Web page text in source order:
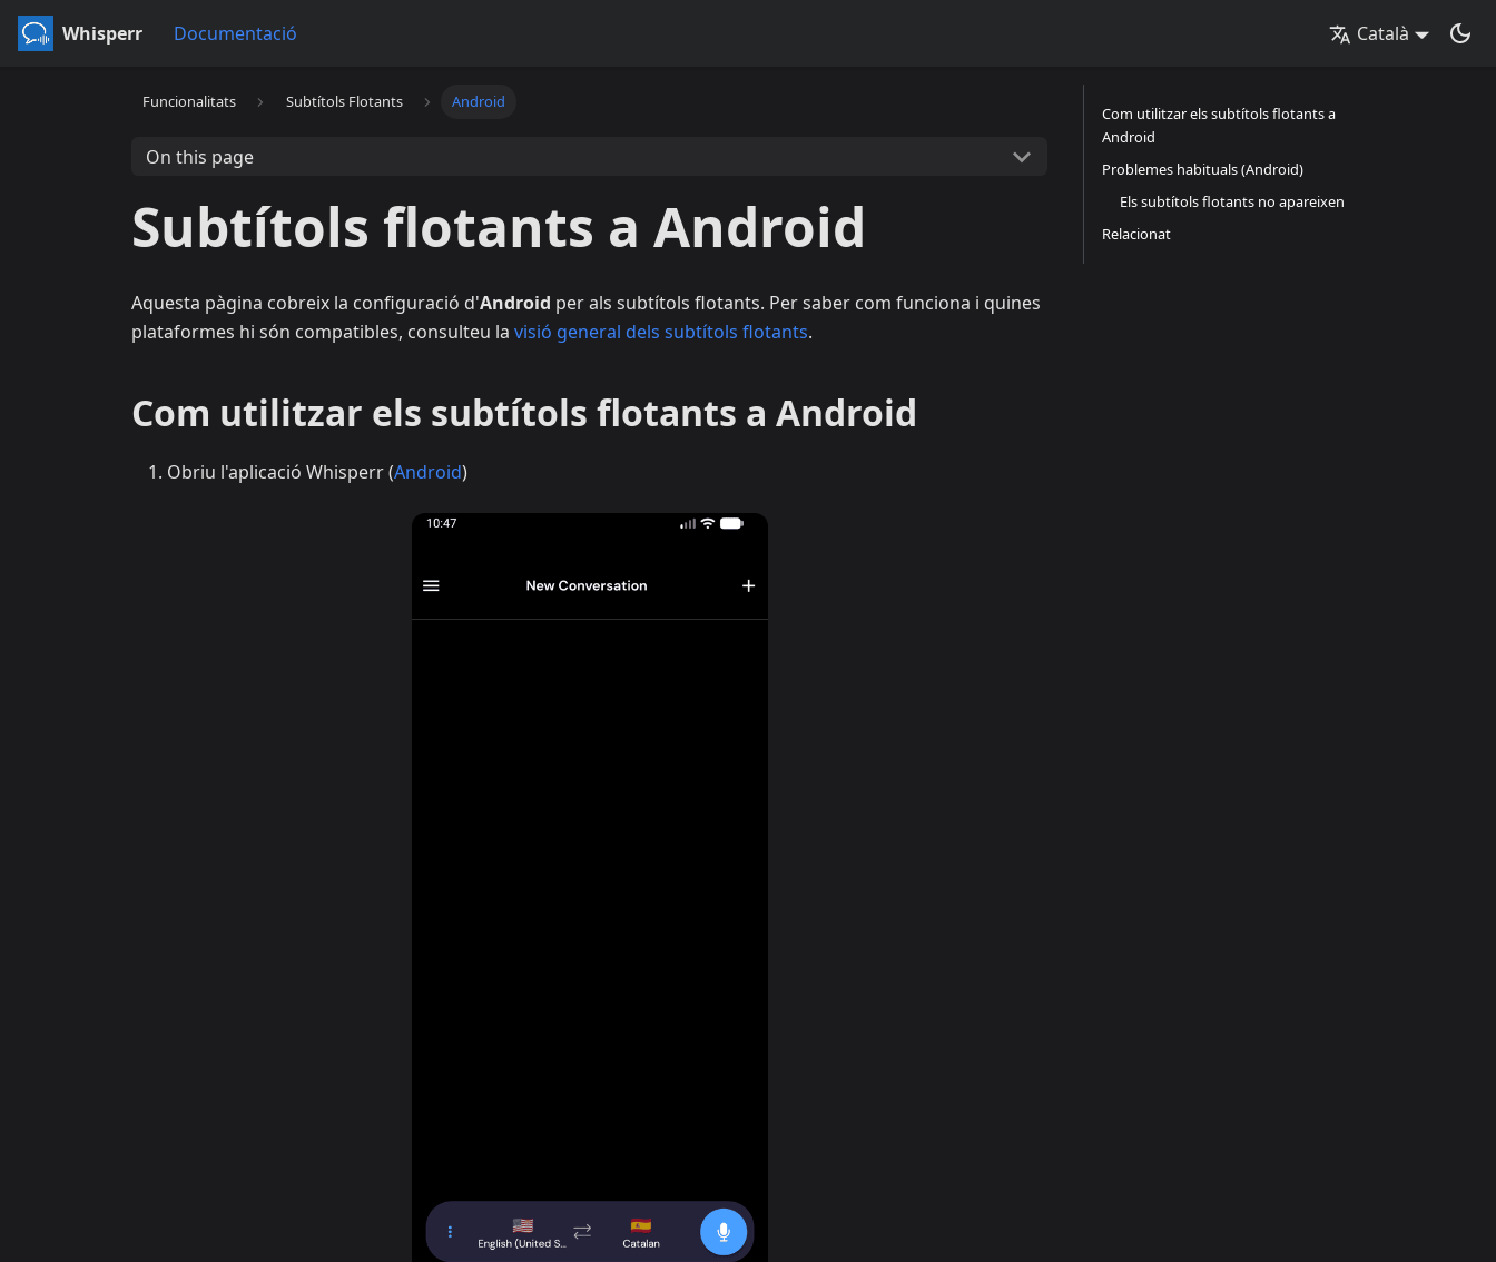
Whisperr Documentació Català
Funcionalitats Subtítols Flotants Android
On this page
Subtítols flotants a Android
Aquesta pàgina cobreix la configuració d'Android per als subtítols flotants. Per saber com funciona i quines
plataformes hi són compatibles, consulteu la visió general dels subtítols flotants.
Com utilitzar els subtítols flotants a Android
Obriu l'aplicació Whisperr (Android)
Com utilitzar els subtítols flotants a
Android
Problemes habituals (Android)
Els subtítols flotants no apareixen
Relacionat